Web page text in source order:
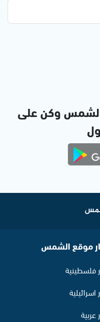
وكن على
موقع الشمس
فلسطينية
اسرائيلية
عربية